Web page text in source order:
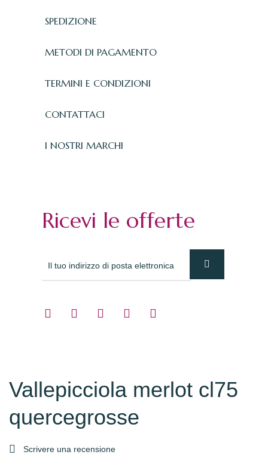
SPEDIZIONE
METODI DI PAGAMENTO
TERMINI E CONDIZIONI
CONTATTACI
I NOSTRI MARCHI
Ricevi le offerte
Vallepicciola merlot cl75
quercegrosse
 Scrivere una recensione